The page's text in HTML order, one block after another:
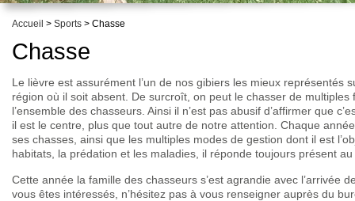
Accueil > Sports > Chasse
Chasse
Le lièvre est assurément l’un de nos gibiers les mieux représentés
région où il soit absent. De surcroît, on peut le chasser de
l’ensemble des chasseurs. Ainsi il n’est pas abusif d’affirmer que
il est le centre, plus que tout autre de notre attention. Chaque
ses chasses, ainsi que les multiples modes de gestion dont il est
habitats, la prédation et les maladies, il réponde toujours présent
Cette année la famille des chasseurs s’est agrandie avec l’arrivée
vous êtes intéressés, n’hésitez pas à vous renseigner auprès du